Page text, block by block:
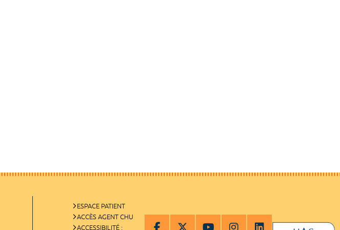
ESPACE PATIENT
ACCÈS AGENT CHU
ACCESSIBILITÉ :